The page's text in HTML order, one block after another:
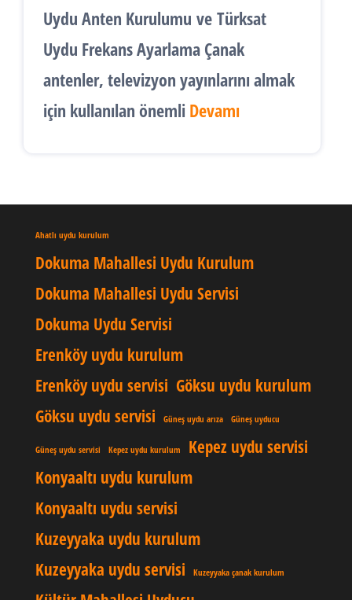
Uydu Anten Kurulumu ve Türksat
Uydu Frekans Ayarlama Çanak
antenler, televizyon yayınlarını almak
için kullanılan önemli Devamı
Ahatlı uydu kurulum
Dokuma Mahallesi Uydu Kurulum
Dokuma Mahallesi Uydu Servisi
Dokuma Uydu Servisi
Erenköy uydu kurulum
Erenköy uydu servisi Göksu uydu kurulum
Göksu uydu servisi
Güneş uydu arıza Güneş uyducu
Güneş uydu servisi Kepez uydu kurulum
Kepez uydu servisi
Konyaaltı uydu kurulum
Konyaaltı uydu servisi
Kuzeyyaka uydu kurulum
Kuzeyyaka uydu servisi
Kuzeyyaka çanak kurulum